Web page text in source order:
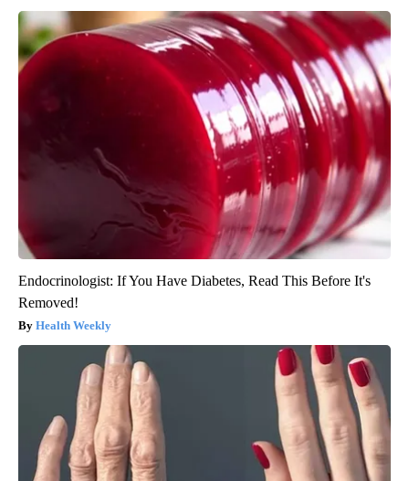
Endocrinologist: If You Have Diabetes, Read This Before It's
Removed!
Health Weekly